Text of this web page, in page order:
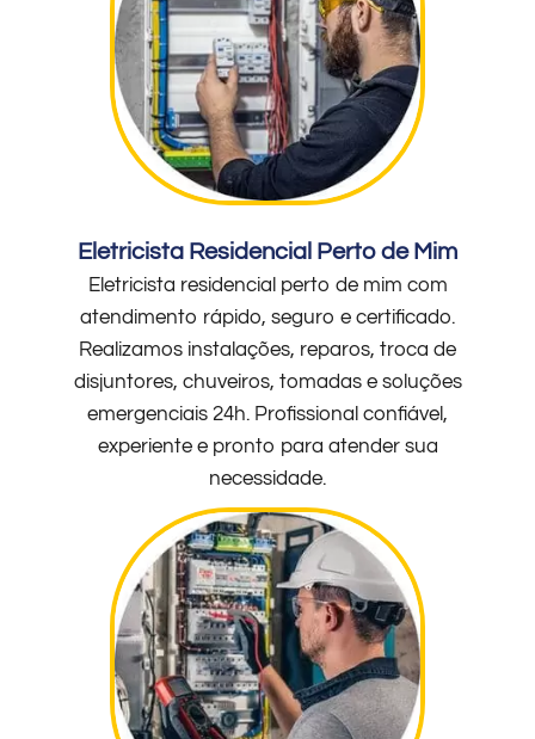
Eletricista Residencial Perto de Mim
Eletricista residencial perto de mim com
atendimento rápido, seguro e certificado.
Realizamos instalações, reparos, troca de
disjuntores, chuveiros, tomadas e soluções
emergenciais 24h. Profissional confiável,
experiente e pronto para atender sua
necessidade.